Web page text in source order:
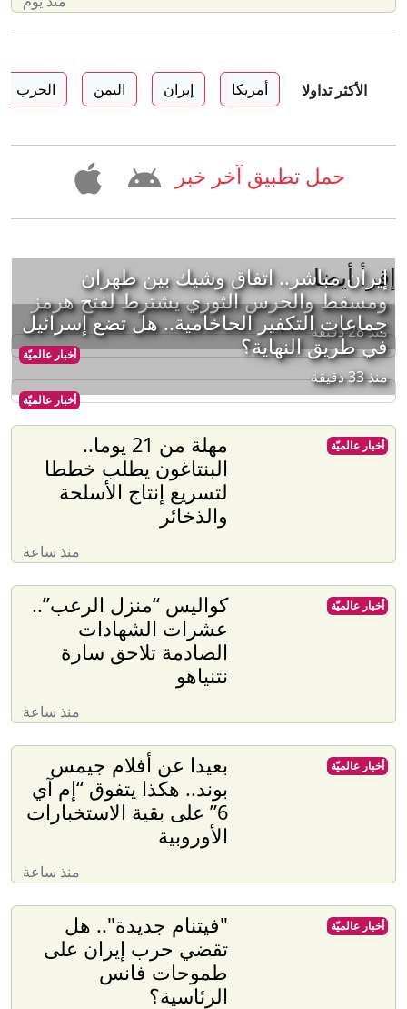
الأكثر تداولا أمريكا إيران اليمن الحرب
حمل تطبيق آخر خبر
إقرأ أيضا
أخبار عالميّة
إيران مباشر.. اتفاق وشيك بين طهران
ومسقط والحرس الثوري يشترط لفتح هرمز
منذ 28 دقيقة
أخبار عالميّة
جماعات التكفير الحاخامية.. هل تضع إسرائيل
في طريق النهاية؟
منذ 33 دقيقة
مهلة من 21 يوما..
البنتاغون يطلب خططا
لتسريع إنتاج الأسلحة
والذخائر
منذ ساعة
أخبار عالميّة
كواليس “منزل الرعب”..
عشرات الشهادات
الصادمة تلاحق سارة
نتنياهو
منذ ساعة
أخبار عالميّة
بعيدا عن أفلام جيمس
بوند.. هكذا يتفوق “إم آي
6” على بقية الاستخبارات
الأوروبية
منذ ساعة
أخبار عالميّة
"فيتنام جديدة".. هل
تقضي حرب إيران على
طموحات فانس
الرئاسية؟
أخبار عالميّة